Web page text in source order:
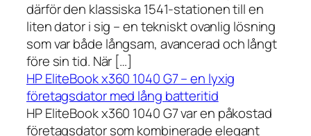
därför den klassiska 1541-stationen till en
liten dator i sig – en tekniskt ovanlig lösning
som var både långsam, avancerad och långt
före sin tid. När […]
HP EliteBook x360 1040 G7 – en lyxig
företagsdator med lång batteritid
HP EliteBook x360 1040 G7 var en påkostad
företagsdator som kombinerade elegant